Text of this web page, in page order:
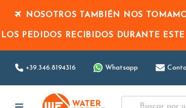
NOSOTROS TAMBIÉN NOS
LOS PEDIDOS RECIBIDOS DURANTE
+39.346.8194316 Whatsapp